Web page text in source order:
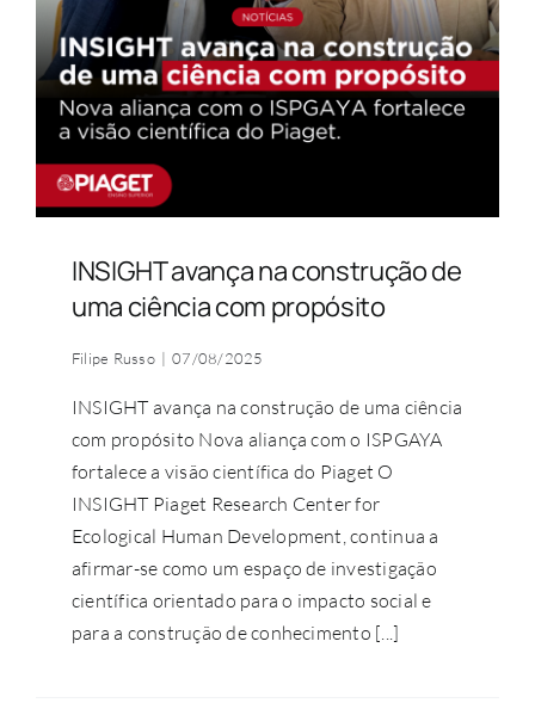
COMUNIDADE ACADÉMICA
Pesquisar
INSIGHT avança na construção de
uma ciência com propósito
Filipe Russo | 07/08/2025
INSIGHT avança na construção de uma ciência
com propósito Nova aliança com o ISPGAYA
fortalece a visão científica do Piaget O
INSIGHT Piaget Research Center for
Ecological Human Development, continua a
afirmar-se como um espaço de investigação
científica orientado para o impacto social e
para a construção de conhecimento [...]